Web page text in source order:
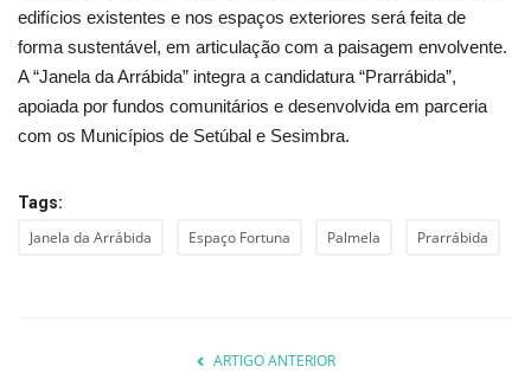
edifícios existentes e nos espaços exteriores será feita de
forma sustentável, em articulação com a paisagem envolvente.
A “Janela da Arrábida” integra a candidatura “Prarrábida”,
apoiada por fundos comunitários e desenvolvida em parceria
com os Municípios de Setúbal e Sesimbra.
Tags:
Janela da Arrábida Espaço Fortuna Palmela Prarrábida
ARTIGO ANTERIOR